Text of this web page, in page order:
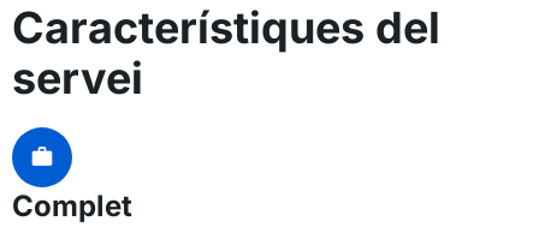
Característiques del
servei
Complet